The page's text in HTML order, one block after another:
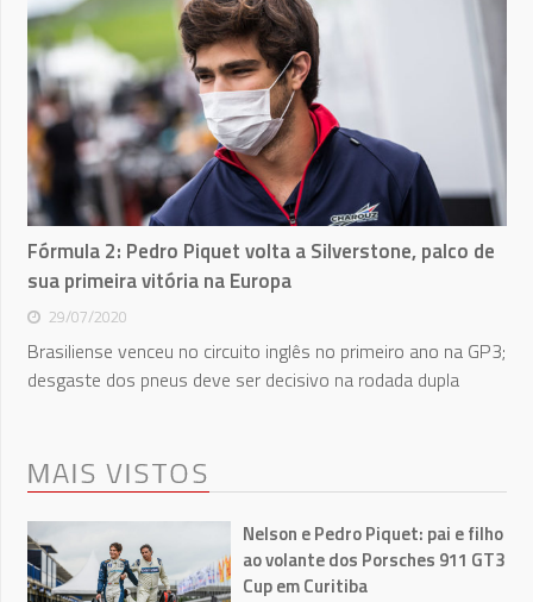
Fórmula 2: Pedro Piquet volta a Silverstone, palco de
sua primeira vitória na Europa
29/07/2020
Brasiliense venceu no circuito inglês no primeiro ano na GP3;
desgaste dos pneus deve ser decisivo na rodada dupla
MAIS VISTOS
Nelson e Pedro Piquet: pai e filho
ao volante dos Porsches 911 GT3
Cup em Curitiba